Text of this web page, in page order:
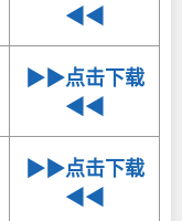
◀◀
▶▶点击下载
◀◀
▶▶点击下载
◀◀